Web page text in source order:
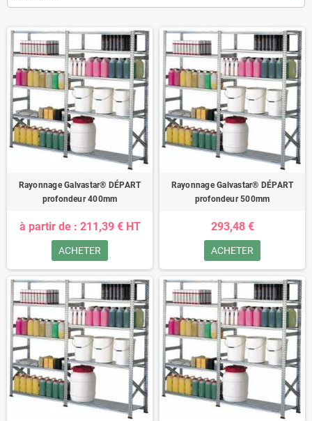
Rayonnage Galvastar® DÉPART
profondeur 400mm
à partir de : 211,39 € HT
ACHETER
Rayonnage Galvastar® DÉPART
profondeur 500mm
293,48 €
ACHETER